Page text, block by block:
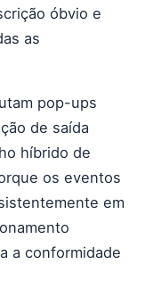
óbvio e
as
pop-ups
de saída
híbrido de
os eventos
em
a conformidade